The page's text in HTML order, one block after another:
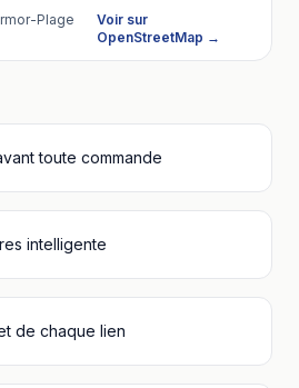
Plage
Voir sur
OpenStreetMap →
toute commande
intelligente
de chaque lien